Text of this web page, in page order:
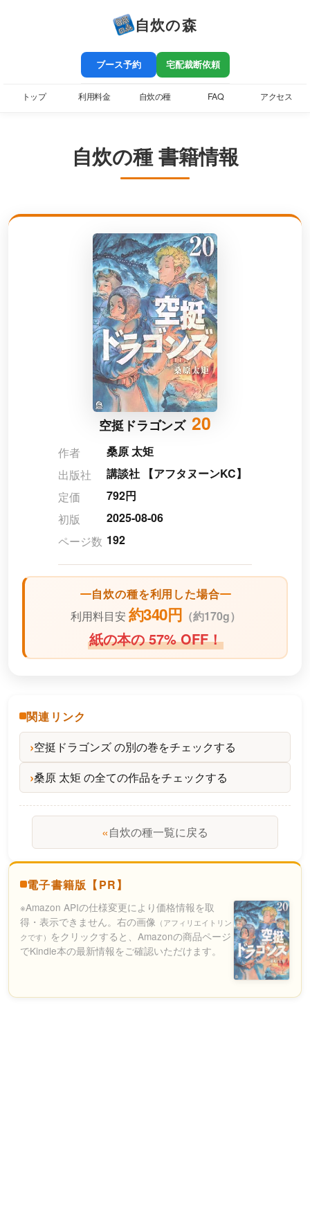
自炊の森
ブース予約 宅配裁断依頼
トップ 利用料金 自炊の種 FAQ アクセス
自炊の種 書籍情報
空挺ドラゴンズ 20
作者
桑原 太矩
出版社
講談社 【アフタヌーンKC】
定価
792円
初版
2025-08-06
ページ数 192
自炊の種を利用した場合
利用料目安 約340円 （約170g）
紙の本の 57% OFF！
関連リンク
空挺ドラゴンズ の別の巻をチェックする
桑原 太矩 の全ての作品をチェックする
«自炊の種一覧に戻る
電子書籍版【PR】
※Amazon APIの仕様変更により価格情報を取
得・表示できません。右の画像 （アフィリエイトリン
クです） をクリックすると、Amazonの商品ページ
でKindle本の最新情報をご確認いただけます。